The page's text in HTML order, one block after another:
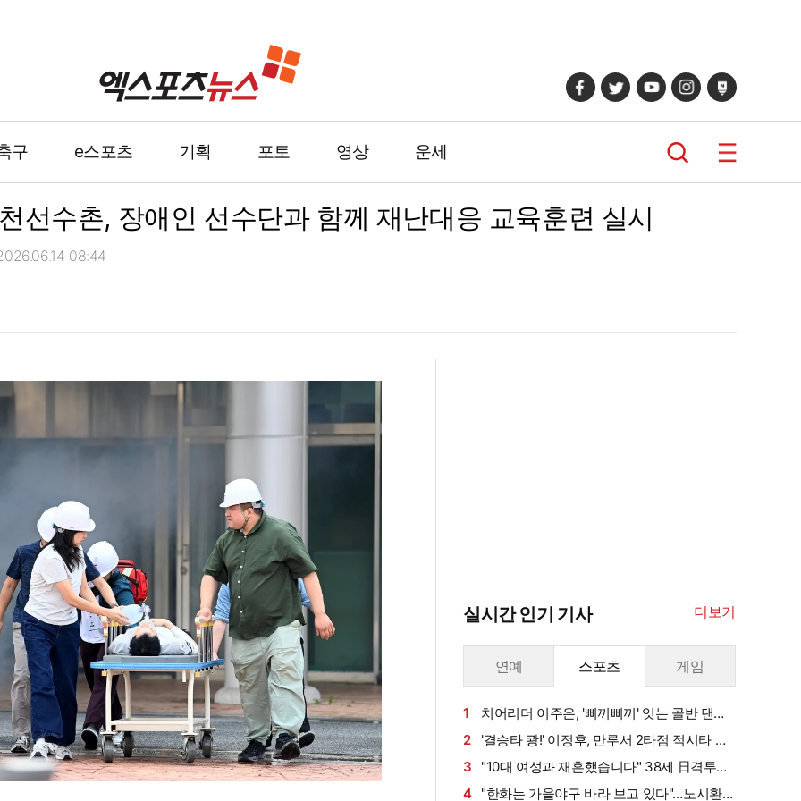
구 e스포츠 기획 포토 영상 운세
선수촌, 장애인 선수단과 함께 재난대응 교육훈련 실시
08:44
실시간 인기 기사 더보기
연예 스포츠 게임
1
치어리더 이주은, '삐끼삐끼' 잇는 골반 댄
스…섹시미 치사량
2
'결승타 쾅!' 이정후, 만루서 2타점 적시타 폭
발→6G 연속 안타 상승세…시즌 타율 0.303
3
"10대 여성과 재혼했습니다" 38세 日격투기
스타, 충격의 재혼 발표…2주 만에 동거→반 년
4 "한화는 가을야구 바라 보고 있다"…노시환의